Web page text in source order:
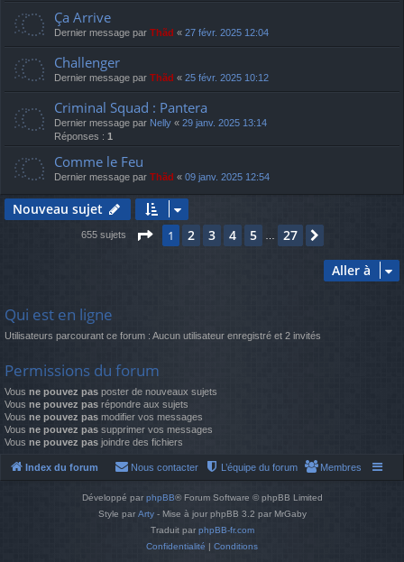
Ça Arrive
Dernier message par Thãd « 27 févr. 2025 12:04
Challenger
Dernier message par Thãd « 25 févr. 2025 10:12
Criminal Squad : Pantera
Dernier message par Nelly « 29 janv. 2025 13:14
Réponses : 1
Comme le Feu
Dernier message par Thãd « 09 janv. 2025 12:54
Nouveau sujet
655 sujets Page 1sur 27
1 2 3 4 5 27
Aller à
Qui est en ligne
Utilisateurs parcourant ce forum : Aucun utilisateur enregistré et 2 invités
Permissions du forum
Vous ne pouvez pas poster de nouveaux sujets
Vous ne pouvez pas répondre aux sujets
Vous ne pouvez pas modifier vos messages
Vous ne pouvez pas supprimer vos messages
Vous ne pouvez pas joindre des fichiers
Index du forum Membres
L’équipe du forum
Nous contacter
Développé par phpBB® Forum Software © phpBB Limited
Style par Arty- Mise à jour phpBB 3.2 par MrGaby
Traduit par phpBB-fr.com
Confidentialité | Conditions